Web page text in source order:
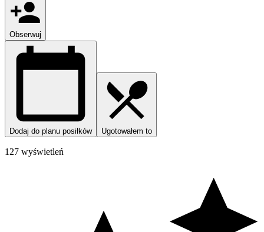
Obserwuj
Dodaj do planu posiłków Ugotowałem to
127 wyświetleń